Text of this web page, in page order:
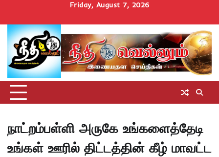
content
Friday, August 7, 2026
Homeசெய்திகள்
தமிழ்நாடுமாவட்டச்செய்திகள்
அரசியல்ஆன்மிகம்
சட்டம்
அறிவோம்
சினிமாUncategorized
நாட்றம்பள்ளி அருகே உங்களைத்தேடி
உங்கள் ஊரில் திட்டத்தின் கீழ் மாவட்ட